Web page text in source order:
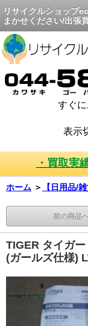
リサイクルショップ
まかせください/出張
すぐ
表示
・買取実
ホーム ＞ 【日用品/
前の商品
TIGER タイガ
(ガールズ仕様)